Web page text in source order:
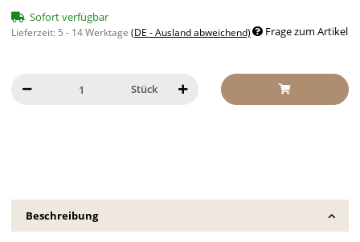
Sofort verfügbar
Lieferzeit: 5 - 14 Werktage (DE - Ausland abweichend) Frage zum Artikel
Stück
Beschreibung